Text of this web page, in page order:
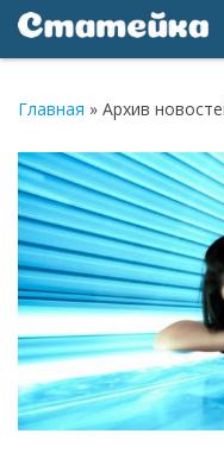
Главная » Архив